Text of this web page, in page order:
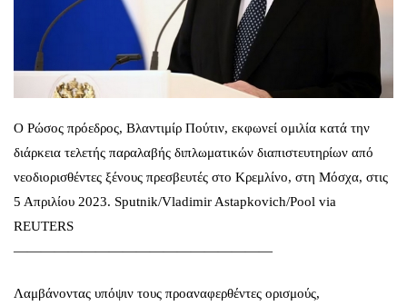
Ο Ρώσος πρόεδρος, Βλαντιμίρ Πούτιν, εκφωνεί ομιλία κατά την
διάρκεια τελετής παραλαβής διπλωματικών διαπιστευτηρίων από
νεοδιορισθέντες ξένους πρεσβευτές στο Κρεμλίνο, στη Μόσχα, στις
5 Απριλίου 2023. Sputnik/Vladimir Astapkovich/Pool via
REUTERS
———————————————————
Λαμβάνοντας υπόψιν τους προαναφερθέντες ορισμούς,